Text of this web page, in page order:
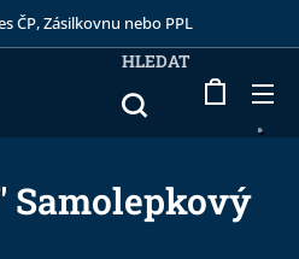
ČP, Zásilkovnu nebo PPL
HLEDAT
Samolepkový